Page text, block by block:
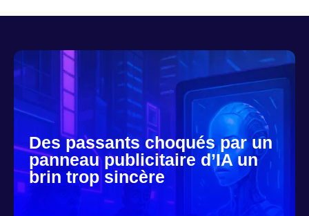
Des passants choqués par un
panneau publicitaire d’IA un
brin trop sincère